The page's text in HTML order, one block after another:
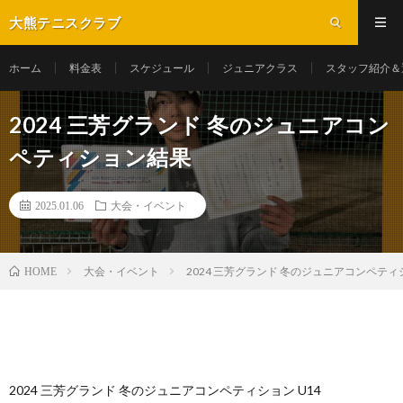
大熊テニスクラブ
ホーム 料金表 スケジュール ジュニアクラス スタッフ紹介
2024 三芳グランド 冬のジュニアコン
ペティション結果
2025.01.06 大会・イベント
HOME 大会・イベント 2024 三芳グランド 冬のジュニアコンペティ
2024 三芳グランド 冬のジュニアコンペティション U14